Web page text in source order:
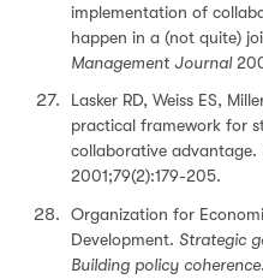
implementation of
happen in a (not quite)
Management Journal
Lasker RD, Weiss ES,
practical framework for
collaborative advantage.
2001;79(2):179-205.
Organization for
Development. Strategic
Building policy coherence